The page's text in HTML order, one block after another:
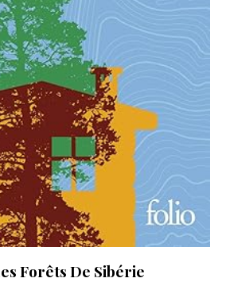
Forêts De Sibérie